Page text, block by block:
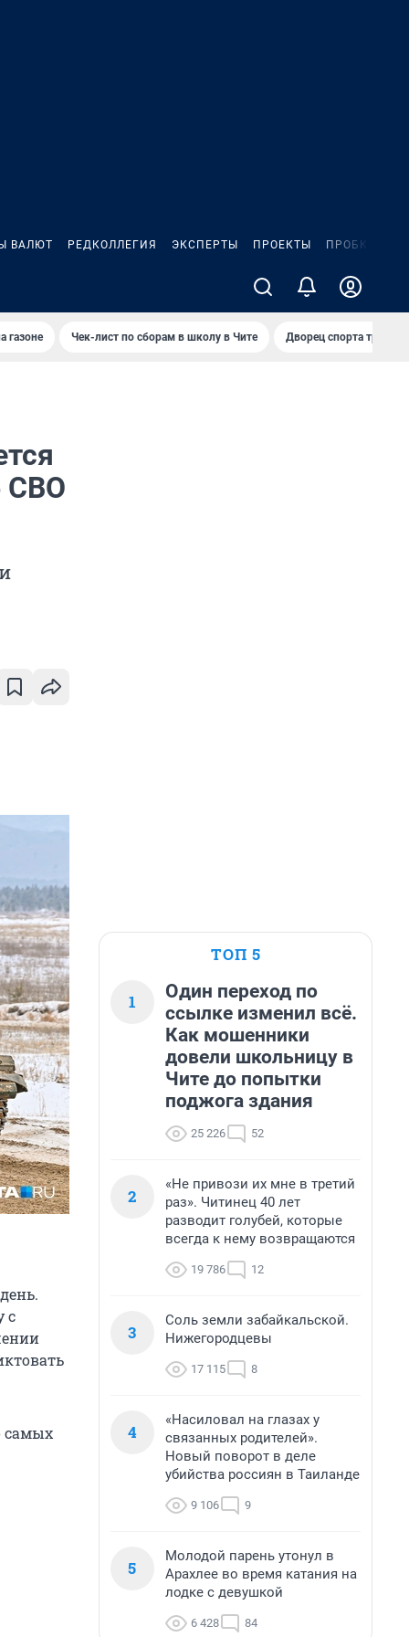
ВАЛЮТ РЕДКОЛЛЕГИЯ ЭКСПЕРТЫ ПРОЕКТЫ ПРОБКИ
газоне Чек-лист по сборам в школу в Чите Дворец спорта
СВО
с
самых
ТОП 5
1
Один переход по
ссылке изменил всё.
Как мошенники
довели школьницу в
Чите до попытки
поджога здания
25 226 52
2
«Не привози их мне в третий
раз». Читинец 40 лет
разводит голубей, которые
всегда к нему возвращаются
19 786 12
3
Соль земли забайкальской.
Нижегородцевы
17 115 8
4
«Насиловал на глазах у
связанных родителей».
Новый поворот в деле
убийства россиян в Таиланде
9 106 9
5
Молодой парень утонул в
Арахлее во время катания на
лодке с девушкой
6 428 84